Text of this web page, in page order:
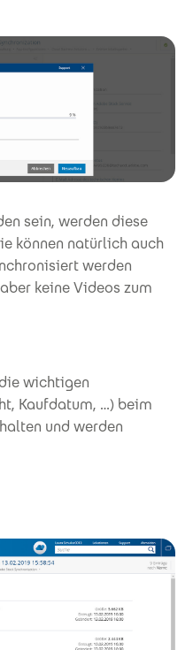
sein, werden diese
können natürlich auch
werden
keine Videos zum
wichtigen
Kaufdatum, …) beim
und werden